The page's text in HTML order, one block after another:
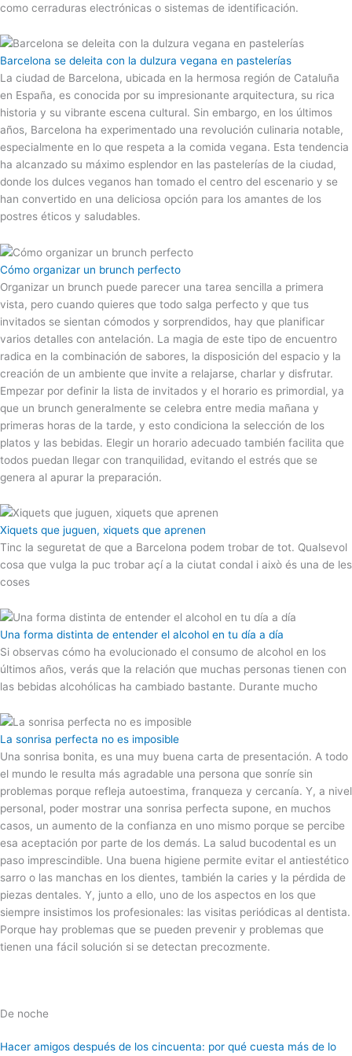
como cerraduras electrónicas o sistemas de identificación.
Barcelona se deleita con la dulzura vegana en pastelerías
La ciudad de Barcelona, ​​ubicada en la hermosa región de Cataluña
en España, es conocida por su impresionante arquitectura, su rica
historia y su vibrante escena cultural. Sin embargo, en los últimos
años, Barcelona ha experimentado una revolución culinaria notable,
especialmente en lo que respeta a la comida vegana. Esta tendencia
ha alcanzado su máximo esplendor en las pastelerías de la ciudad,
donde los dulces veganos han tomado el centro del escenario y se
han convertido en una deliciosa opción para los amantes de los
postres éticos y saludables.
Cómo organizar un brunch perfecto
Organizar un brunch puede parecer una tarea sencilla a primera
vista, pero cuando quieres que todo salga perfecto y que tus
invitados se sientan cómodos y sorprendidos, hay que planificar
varios detalles con antelación. La magia de este tipo de encuentro
radica en la combinación de sabores, la disposición del espacio y la
creación de un ambiente que invite a relajarse, charlar y disfrutar.
Empezar por definir la lista de invitados y el horario es primordial, ya
que un brunch generalmente se celebra entre media mañana y
primeras horas de la tarde, y esto condiciona la selección de los
platos y las bebidas. Elegir un horario adecuado también facilita que
todos puedan llegar con tranquilidad, evitando el estrés que se
genera al apurar la preparación.
Xiquets que juguen, xiquets que aprenen
Tinc la seguretat de que a Barcelona podem trobar de tot. Qualsevol
cosa que vulga la puc trobar açí a la ciutat condal i això és una de les
coses
Una forma distinta de entender el alcohol en tu día a día
Si observas cómo ha evolucionado el consumo de alcohol en los
últimos años, verás que la relación que muchas personas tienen con
las bebidas alcohólicas ha cambiado bastante. Durante mucho
La sonrisa perfecta no es imposible
Una sonrisa bonita, es una muy buena carta de presentación. A todo
el mundo le resulta más agradable una persona que sonríe sin
problemas porque refleja autoestima, franqueza y cercanía. Y, a nivel
personal, poder mostrar una sonrisa perfecta supone, en muchos
casos, un aumento de la confianza en uno mismo porque se percibe
esa aceptación por parte de los demás. La salud bucodental es un
paso imprescindible. Una buena higiene permite evitar el antiestético
sarro o las manchas en los dientes, también la caries y la pérdida de
piezas dentales. Y, junto a ello, uno de los aspectos en los que
siempre insistimos los profesionales: las visitas periódicas al dentista.
Porque hay problemas que se pueden prevenir y problemas que
tienen una fácil solución si se detectan precozmente.
De noche
Hacer amigos después de los cincuenta: por qué cuesta más de lo